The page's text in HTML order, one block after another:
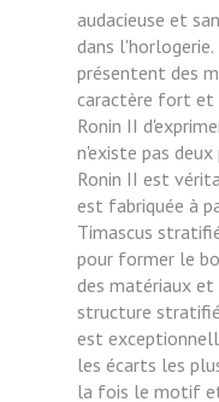
audacieuse et
dans
présentent des
caractère fort et
Ronin II
n'existe pas deux
Ronin II est
est fabriquée à
Timascus
pour former le
des matériaux
structure
est
les écarts les
la fois le motif